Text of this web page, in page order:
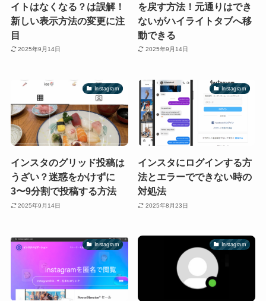
イトはなくなる？は誤解！
新しい表示方法の変更に注
目
2025年9月14日
を戻す方法！元通りはでき
ないがハイライトタブへ移
動できる
2025年9月14日
Instagram
インスタのグリッド投稿は
うざい？迷惑をかけずに
3〜9分割で投稿する方法
2025年9月14日
Instagram
インスタにログインする方
法とエラーでできない時の
対処法
2025年8月23日
Instagram Instagram